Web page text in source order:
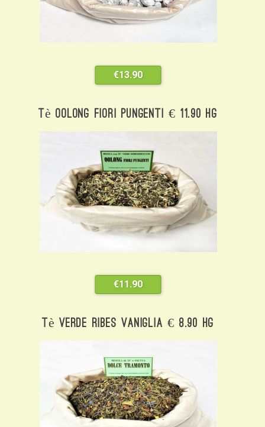
€13.90
Tè Oolong Fiori Pungenti € 11.90 Hg
€11.90
Tè Verde Ribes Vaniglia € 8.90 Hg